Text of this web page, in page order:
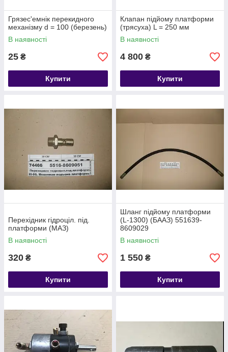
Грязес'емнік перекидного
механізму d = 100 (березень)
В наявності
25 ₴
Купити
Клапан підйому платформи
(трясуха) L = 250 мм
В наявності
4 800 ₴
Купити
Перехідник гідроціл. під.
платформи (МАЗ)
В наявності
320 ₴
Купити
Шланг підйому платформи
(L-1300) (БААЗ) 551639-
8609029
В наявності
1 550 ₴
Купити